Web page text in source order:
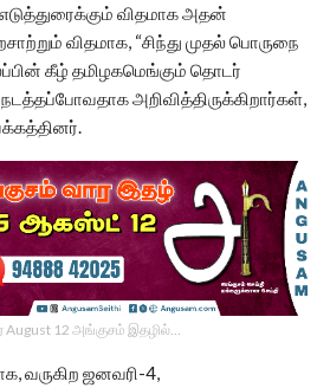
விதமாக அதன்
விதமாக, “சிந்து முதல் பொருநை
கீழ் தமிழகமெங்கும் தொடர்
அறிவித்திருக்கிறார்கள்,
August 12 அங்குசம் இதழில்…
வருகிற ஜனவரி-4,